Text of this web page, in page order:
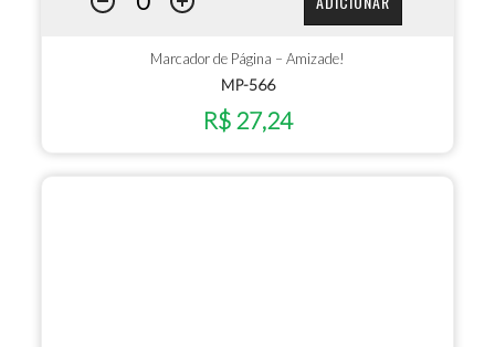
Marcador de Página – Amizade!
MP-566
R$ 27,24